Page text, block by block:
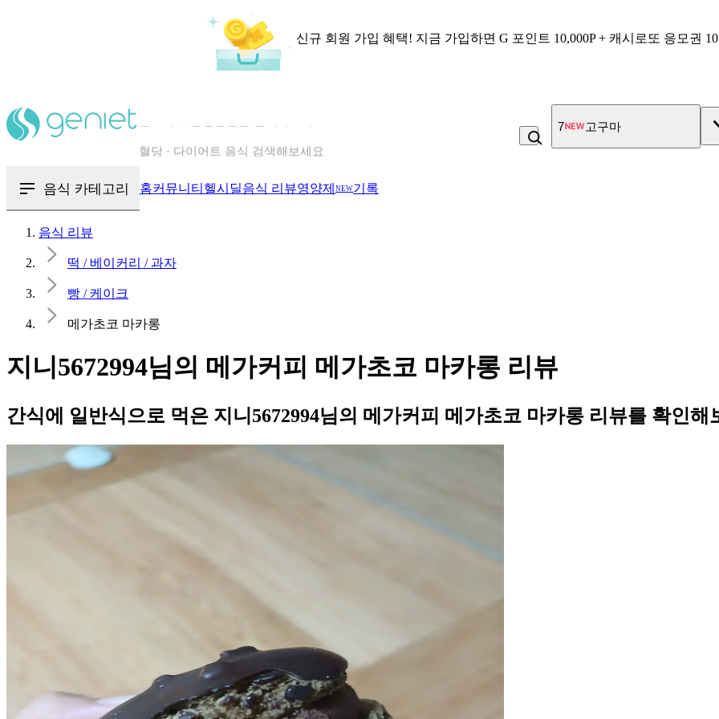
신규 회원 가입 혜택! 지금 가입하면 G 포인트 10,000P + 캐시로또 응모권
7 고구마
음식 카테고리 홈커뮤니티 헬시딜음식 리뷰영양제 NEW기록
음식 리뷰
떡 / 베이커리 / 과자
빵 / 케이크
메가초코 마카롱
지니5672994님의 메가커피 메가초코 마카롱 리뷰
간식에 일반식으로 먹은 지니5672994님의 메가커피 메가초코 마카롱 리뷰를 확인해